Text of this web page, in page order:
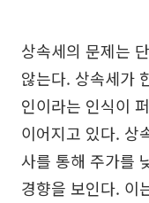
상속세의 문제는
않는다. 상속세가
인이라는 인식이
이어지고 있다. 상
사를 통해 주가를
경향을 보인다. 이